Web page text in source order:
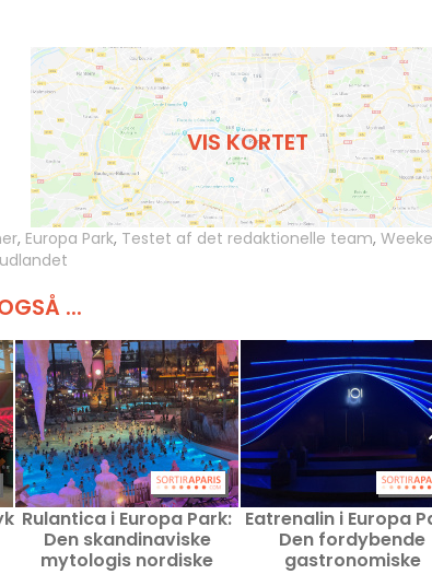
VIS KORTET
, Europa Park, Testet af det redaktionelle team,
...
Rulantica i Europa Park:
Den skandinaviske
mytologis nordiske
Eatrenalin i Europa
Den fordybende
gastronomiske